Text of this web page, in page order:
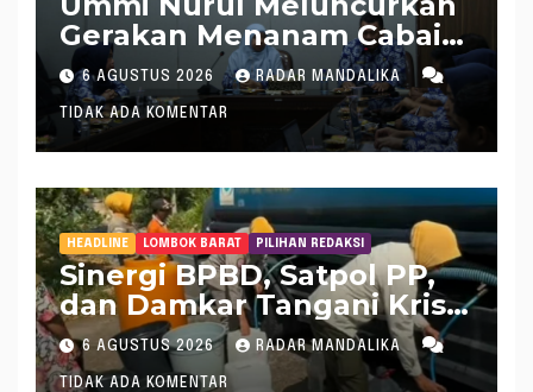
Gerakan Menanam Cabai
Tangani Inflasi
6 AGUSTUS 2026 RADAR MANDALIKA
TIDAK ADA KOMENTAR
HEADLINE LOMBOK BARAT PILIHAN REDAKSI
Sinergi BPBD, Satpol PP,
dan Damkar Tangani Krisis
Air Bersih di Lobar
6 AGUSTUS 2026 RADAR MANDALIKA
TIDAK ADA KOMENTAR